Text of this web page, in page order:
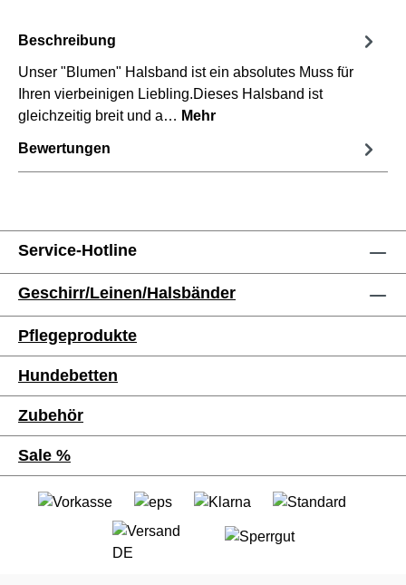
Beschreibung
Unser "Blumen" Halsband ist ein absolutes Muss für
Ihren vierbeinigen Liebling.Dieses Halsband ist
gleichzeitig breit und a… Mehr
Bewertungen
Service-Hotline
Geschirr/Leinen/Halsbänder
Pflegeprodukte
Hundebetten
Zubehör
Sale %